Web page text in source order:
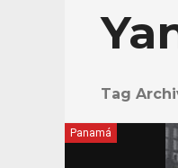
Tag
Panamá